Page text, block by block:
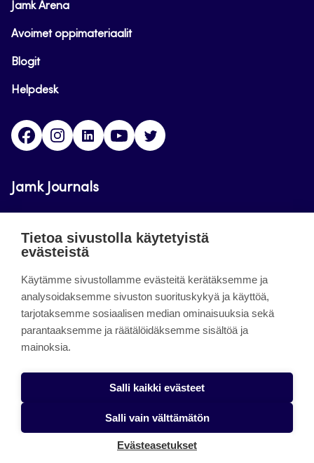
Jamk Arena
Avoimet oppimateriaalit
Blogit
Helpdesk
FacebookInstagram
LinkedInYoutube
Jamk Journals
luettavissa. Verkkolehtien tarkoituksena on tukea
innovaatiotoimintaa.
About the site
Jamkin verkkolehdet
Tietosuojaseloste
Tietoa sivustolla käytetyistä
evästeistä
Käytämme sivustollamme evästeitä kerätäksemme ja
analysoidaksemme sivuston suorituskykyä ja käyttöä,
tarjotaksemme sosiaalisen median ominaisuuksia sekä
parantaaksemme ja räätälöidäksemme sisältöä ja
mainoksia.
Salli kaikki evästeet
Salli vain välttämätön
Evästeasetukset